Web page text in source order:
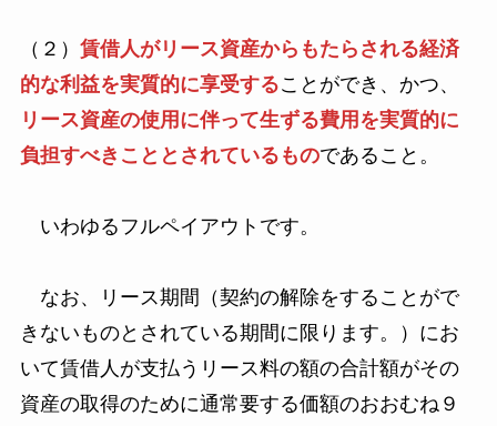
（２） 賃借人がリース資産からもたらされる経済
的な利益を実質的に享受することができ、かつ、
リース資産の使用に伴って生ずる費用を実質的に
負担すべきこととされているものであること。
いわゆるフルペイアウトです。
なお、リース期間（契約の解除をすることがで
きないものとされている期間に限ります。）にお
いて賃借人が支払うリース料の額の合計額がその
資産の取得のために通常要する価額のおおむね９